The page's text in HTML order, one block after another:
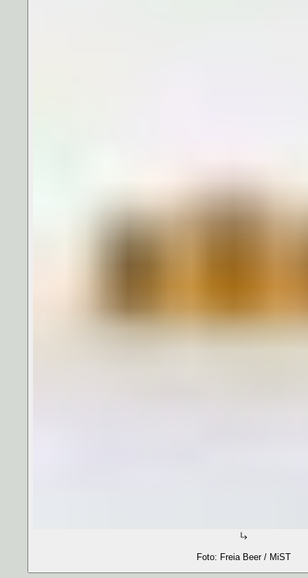
Foto: Freia Beer / MiST